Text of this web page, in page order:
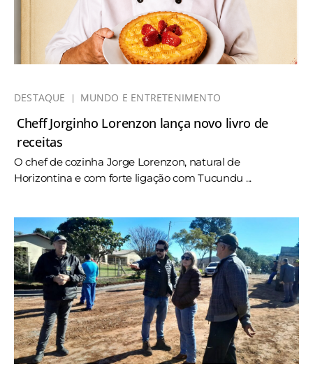
DESTAQUE MUNDO E ENTRETENIMENTO
Cheff Jorginho Lorenzon lança novo livro de
receitas
O chef de cozinha Jorge Lorenzon, natural de
Horizontina e com forte ligação com Tucundu ...